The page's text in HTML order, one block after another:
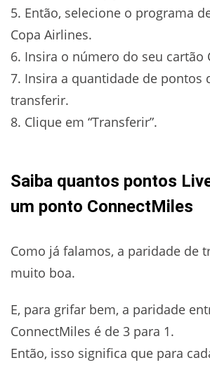
5. Então, selecione o programa
Copa Airlines.
6. Insira o número do seu cartão
7. Insira a quantidade de pontos
transferir.
8. Clique em “Transferir”.
Saiba quantos pontos
um ponto ConnectMiles
Como já falamos, a paridade de
muito boa.
E, para grifar bem, a paridade
ConnectMiles é de 3 para 1.
Então, isso significa que para